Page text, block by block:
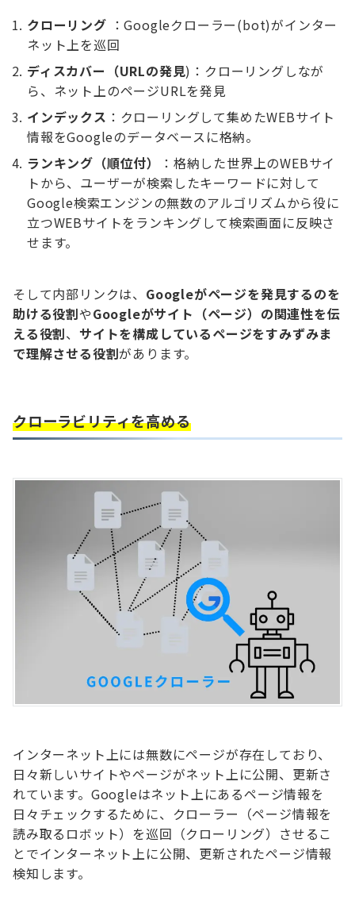
クローリング ：Googleクローラー(bot)がインター
ネット上を巡回
ディスカバー（URLの発見)：クローリングしなが
ら、ネット上のページURLを発見
インデックス ：クローリングして集めたWEBサイト
情報をGoogleのデータベースに格納。
ランキング（順位付）
：格納した世界上のWEBサイ
トから、ユーザーが検索したキーワードに対して
Google検索エンジンの無数のアルゴリズムから役に
立つWEBサイトをランキングして検索画面に反映さ
せます。
そして内部リンクは、 Googleがページを発見するのを
助ける役割やGoogleがサイト（ページ）の関連性を伝
える役割、 サイトを構成しているページをすみずみま
で理解させる役割があります。
クローラビリティを高める
インターネット上には無数にページが存在しており、
日々新しいサイトやページがネット上に公開、更新さ
れています。Googleはネット上にあるページ情報を
日々チェックするために、クローラー（ページ情報を
読み取るロボット）を巡回（クローリング）させるこ
とでインターネット上に公開、更新されたページ情報
検知します。